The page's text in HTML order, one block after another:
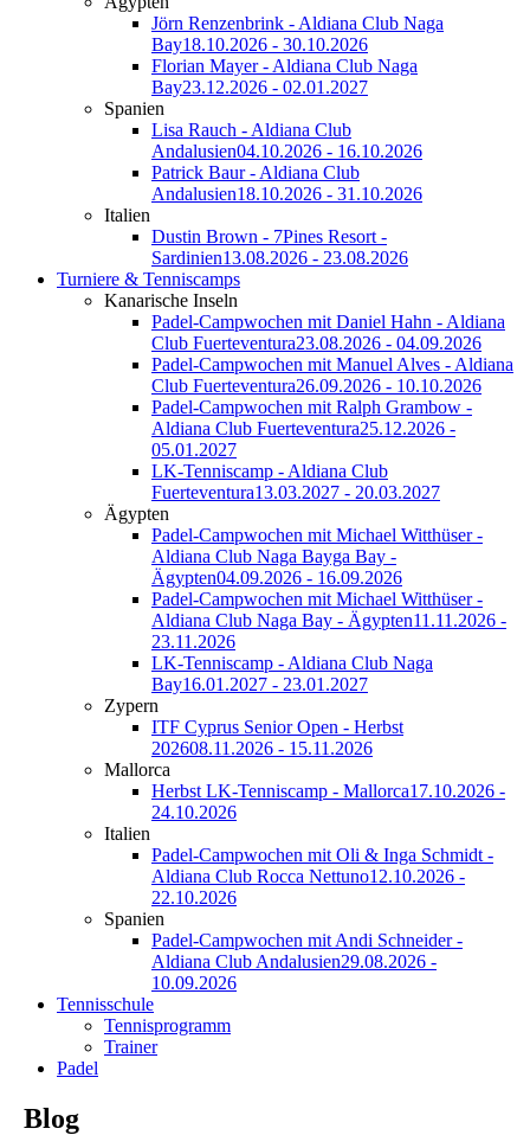
Jörn Renzenbrink - Aldiana Club Naga
Bay18.10.2026 - 30.10.2026
Florian Mayer - Aldiana Club Naga
Bay23.12.2026 - 02.01.2027
Spanien
Lisa Rauch - Aldiana Club
Andalusien04.10.2026 - 16.10.2026
Patrick Baur - Aldiana Club
Andalusien18.10.2026 - 31.10.2026
Italien
Dustin Brown - 7Pines Resort -
Sardinien13.08.2026 - 23.08.2026
Turniere & Tenniscamps
Kanarische Inseln
Padel-Campwochen mit Daniel Hahn - Aldiana
Club Fuerteventura23.08.2026 - 04.09.2026
Padel-Campwochen mit Manuel Alves - Aldiana
Club Fuerteventura26.09.2026 - 10.10.2026
Padel-Campwochen mit Ralph Grambow -
Aldiana Club Fuerteventura25.12.2026 -
05.01.2027
LK-Tenniscamp - Aldiana Club
Fuerteventura13.03.2027 - 20.03.2027
Ägypten
Padel-Campwochen mit Michael Witthüser -
Aldiana Club Naga Bayga Bay -
Ägypten04.09.2026 - 16.09.2026
Padel-Campwochen mit Michael Witthüser -
Aldiana Club Naga Bay - Ägypten11.11.2026 -
23.11.2026
LK-Tenniscamp - Aldiana Club Naga
Bay16.01.2027 - 23.01.2027
Zypern
ITF Cyprus Senior Open - Herbst
202608.11.2026 - 15.11.2026
Mallorca
Herbst LK-Tenniscamp - Mallorca17.10.2026 -
24.10.2026
Italien
Padel-Campwochen mit Oli & Inga Schmidt -
Aldiana Club Rocca Nettuno12.10.2026 -
22.10.2026
Spanien
Padel-Campwochen mit Andi Schneider -
Aldiana Club Andalusien29.08.2026 -
10.09.2026
Tennisschule
Tennisprogramm
Trainer
Padel
Blog